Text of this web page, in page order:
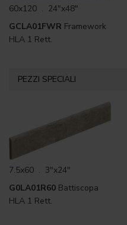
60x120 . 24"x48"
GCLA01FWR Framework
HLA 1 Rett.
PEZZI SPECIALI
7.5x60 . 3"x24"
G0LA01R60 Battiscopa
HLA 1 Rett.